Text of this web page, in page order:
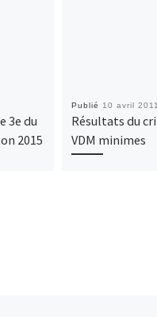
3e du
2015
Publié 10 avril 2011
Résultats du
VDM minimes